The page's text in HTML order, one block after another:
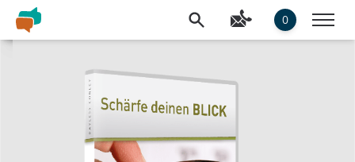
0
Slideshow Items